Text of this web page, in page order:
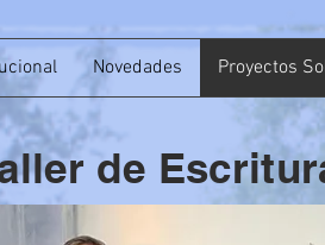
Novedades Proyectos
de